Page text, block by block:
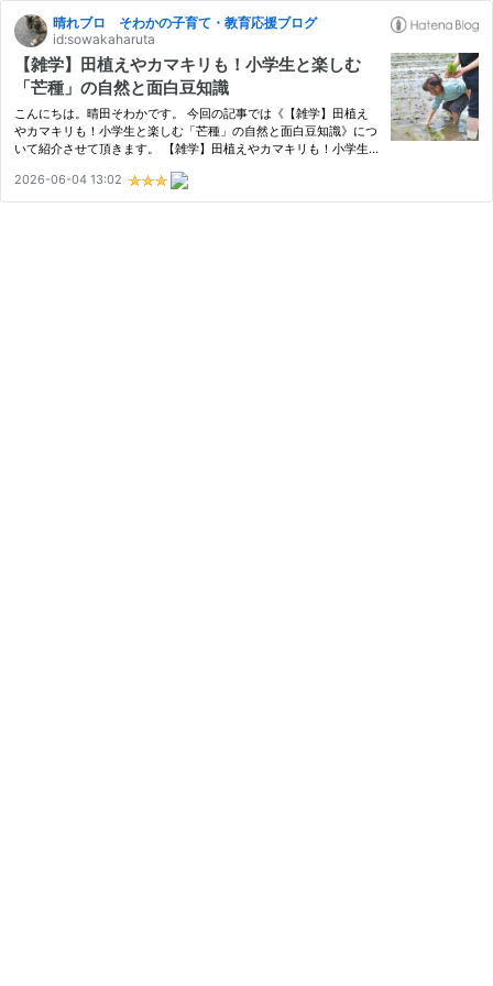
晴れブロ そわかの子育て・教育応援ブログ
id:sowakaharuta
【雑学】田植えやカマキリも！小学生と楽しむ
「芒種」の自然と面白豆知識
こんにちは。晴田そわかです。 今回の記事では《【雑学】田植え
やカマキリも！小学生と楽しむ「芒種」の自然と面白豆知識》につ
いて紹介させて頂きます。 【雑学】田植えやカマキリも！小学生
な季節？カレンダーが教える夏の足音 6月上旬から始まる「恵みの
雨…
2026-06-04 13:02